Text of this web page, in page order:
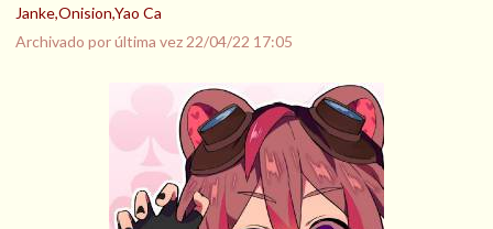
Janke,Onision,Yao Ca
Archivado por última vez 22/04/22 17:05